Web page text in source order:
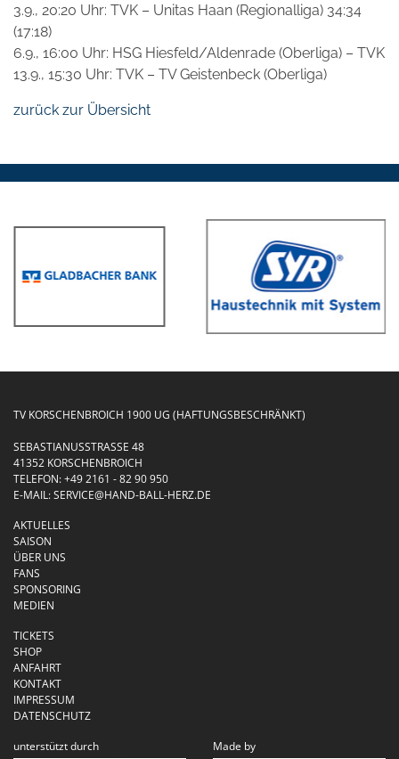
3.9., 20:20 Uhr: TVK – Unitas Haan (Regionalliga) 34:34
(17:18)
6.9., 16:00 Uhr: HSG Hiesfeld/Aldenrade (Oberliga) – TVK
13.9., 15:30 Uhr: TVK – TV Geistenbeck (Oberliga)
zurück zur Übersicht
TV KORSCHENBROICH 1900 UG (HAFTUNGSBESCHRÄNKT)
SEBASTIANUSSTRASSE 48
41352 KORSCHENBROICH
TELEFON:+49 2161 - 82 90 950
E-MAIL:SERVICE@HAND-BALL-HERZ.DE
AKTUELLES
SAISON
ÜBER UNS
FANS
SPONSORING
MEDIEN
TICKETS
SHOP
ANFAHRT
KONTAKT
IMPRESSUM
DATENSCHUTZ
unterstützt durch
Made by